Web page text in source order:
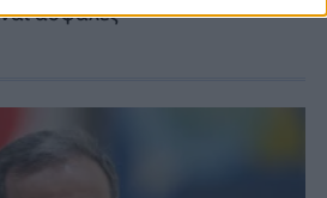
ασφαλές